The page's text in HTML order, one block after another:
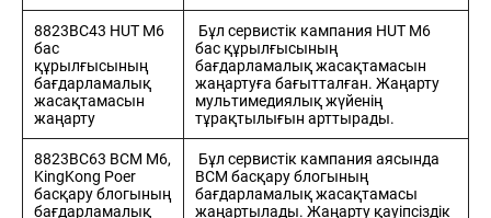
8823BC43 HUT M6
бас
құрылғысының
бағдарламалық
жасақтамасын
жаңарту
Бұл сервистік кампания HUT M6
бас құрылғысының
бағдарламалық жасақтамасын
жаңартуға бағытталған. Жаңарту
мультимедиялық жүйенің
тұрақтылығын арттырады.
8823BC63 BCM M6,
KingKong Poer
басқару блогының
бағдарламалық
Бұл сервистік кампания аясында
BCM басқару блогының
бағдарламалық жасақтамасы
жаңартылады. Жаңарту қауіпсіздік